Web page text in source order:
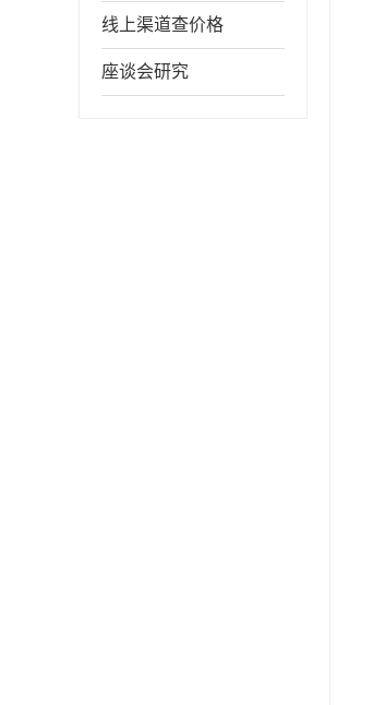
线上渠道查价格
座谈会研究